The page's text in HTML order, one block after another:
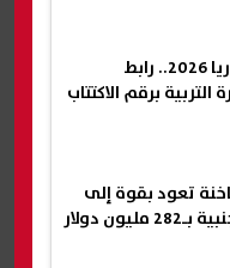
نتائج بكالوريا سوريا 2026.. رابط
التربية برقم الاكتتاب
تعود بقوة إلى
مصر.. مشتريات أجنبية بـ282 مليون دولار